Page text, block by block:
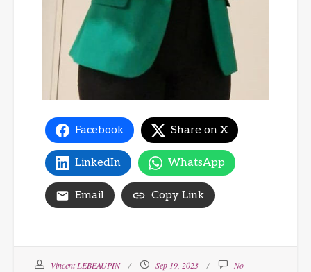
Facebook Share on X
LinkedIn WhatsApp
Email Copy Link
Vincent LEBEAUPIN Sep 19, 2023
No